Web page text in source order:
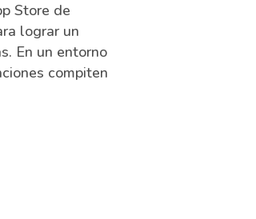
Store de
lograr un
En un entorno
compiten